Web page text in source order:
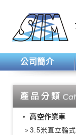
公司簡介
‧高空作業車
3.5米直立輪式